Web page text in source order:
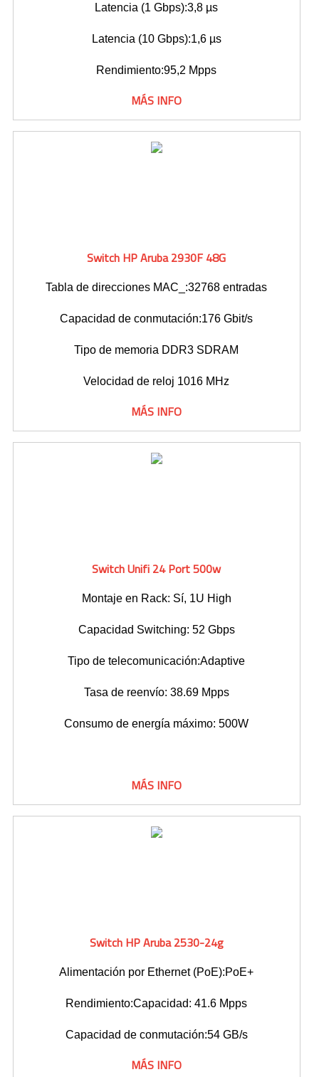
Latencia (1 Gbps):3,8 µs
Latencia (10 Gbps):1,6 µs
Rendimiento:95,2 Mpps
MÁS INFO
Switch HP Aruba 2930F 48G
Tabla de direcciones MAC_:32768 entradas
Capacidad de conmutación:176 Gbit/s
Tipo de memoria DDR3 SDRAM
Velocidad de reloj 1016 MHz
MÁS INFO
Switch Unifi 24 Port 500w
Montaje en Rack: Sí, 1U High
Capacidad Switching: 52 Gbps
Tipo de telecomunicación:Adaptive
Tasa de reenvío: 38.69 Mpps
Consumo de energía máximo: 500W
MÁS INFO
Switch HP Aruba 2530-24g
Alimentación por Ethernet (PoE):PoE+
Rendimiento:Capacidad: 41.6 Mpps
Capacidad de conmutación:54 GB/s
MÁS INFO